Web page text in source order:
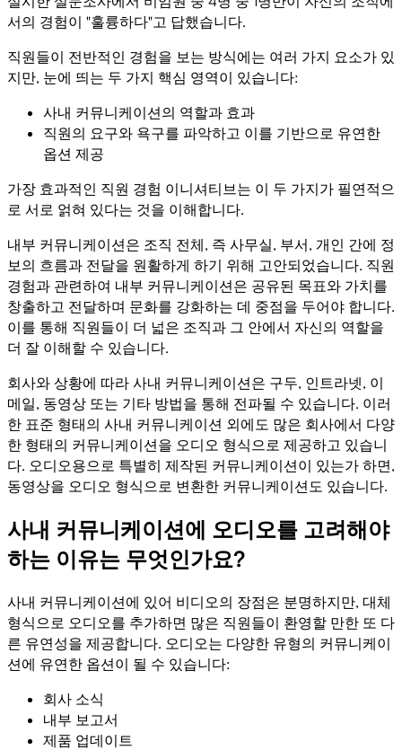
서의 경험이 "훌륭하다"고 답했습니다.
직원들이 전반적인 경험을 보는 방식에는 여러 가지 요소가 있
지만, 눈에 띄는 두 가지 핵심 영역이 있습니다:
사내 커뮤니케이션의 역할과 효과
직원의 요구와 욕구를 파악하고 이를 기반으로 유연한
옵션 제공
가장 효과적인 직원 경험 이니셔티브는 이 두 가지가 필연적으
로 서로 얽혀 있다는 것을 이해합니다.
내부 커뮤니케이션은 조직 전체, 즉 사무실, 부서, 개인 간에 정
보의 흐름과 전달을 원활하게 하기 위해 고안되었습니다. 직원
경험과 관련하여 내부 커뮤니케이션은 공유된 목표와 가치를
창출하고 전달하며 문화를 강화하는 데 중점을 두어야 합니다.
이를 통해 직원들이 더 넓은 조직과 그 안에서 자신의 역할을
더 잘 이해할 수 있습니다.
회사와 상황에 따라 사내 커뮤니케이션은 구두, 인트라넷, 이
메일, 동영상 또는 기타 방법을 통해 전파될 수 있습니다. 이러
한 표준 형태의 사내 커뮤니케이션 외에도 많은 회사에서 다양
한 형태의 커뮤니케이션을 오디오 형식으로 제공하고 있습니
다. 오디오용으로 특별히 제작된 커뮤니케이션이 있는가 하면,
동영상을 오디오 형식으로 변환한 커뮤니케이션도 있습니다.
사내 커뮤니케이션에 오디오를 고려해야
하는 이유는 무엇인가요?
사내 커뮤니케이션에 있어 비디오의 장점은 분명하지만, 대체
형식으로 오디오를 추가하면 많은 직원들이 환영할 만한 또 다
른 유연성을 제공합니다. 오디오는 다양한 유형의 커뮤니케이
션에 유연한 옵션이 될 수 있습니다:
회사 소식
내부 보고서
제품 업데이트